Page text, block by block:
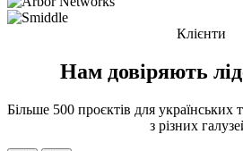
Клієнти
Нам довіряють
Більше 500 проєктів для
з різних